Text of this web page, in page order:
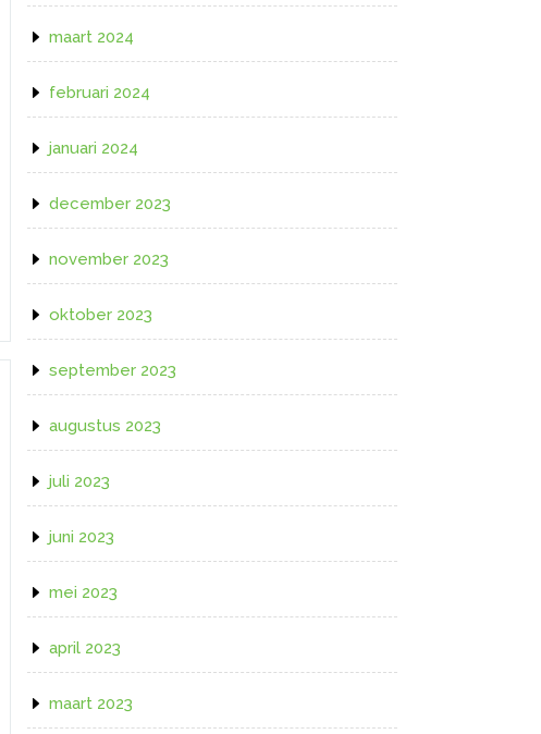
maart 2024
februari 2024
januari 2024
december 2023
november 2023
oktober 2023
september 2023
augustus 2023
juli 2023
juni 2023
mei 2023
april 2023
maart 2023